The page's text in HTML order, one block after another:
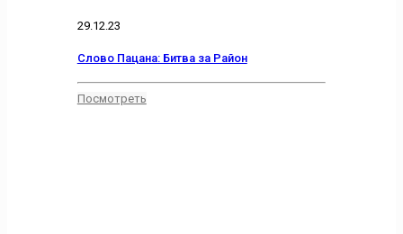
29.12.23
Слово Пацана: Битва за Район
Посмотреть